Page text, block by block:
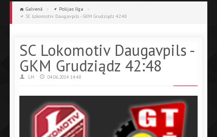
Galvenā » Polijas līga
»
SC Lokomotiv Daugavpils - GKM Grudziądz 42:48
SC Lokomotiv Daugavpils -
GKM Grudziądz 42:48
LM 04.06.2014 14:48